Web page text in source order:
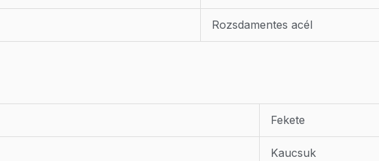
Rozsdamentes acél
Fekete
Kaucsuk